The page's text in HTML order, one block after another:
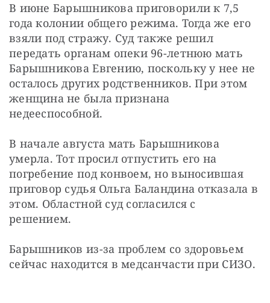
В июне Барышникова приговорили к 7,5
года колонии общего режима. Тогда же его
взяли под стражу. Суд также решил
передать органам опеки 96-летнюю мать
Барышникова Евгению, поскольку у нее не
осталось других родственников. При этом
женщина не была признана
недееспособной.
В начале августа мать Барышникова
умерла. Тот просил отпустить его на
погребение под конвоем, но выносившая
приговор судья Ольга Баландина отказала в
этом. Областной суд согласился с
решением.
Барышников из-за проблем со здоровьем
сейчас находится в медсанчасти при СИЗО.